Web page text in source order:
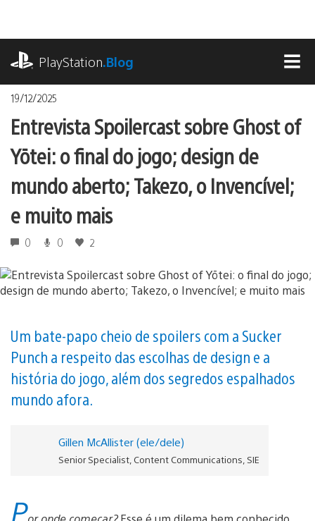
o
conteúdo
PlayStation.Blog
19/12/2025
Entrevista Spoilercast sobre Ghost of
Yōtei: o final do jogo; design de
mundo aberto; Takezo, o Invencível;
e muito mais
0 0 2
Um bate-papo cheio de spoilers com a Sucker
Punch a respeito das escolhas de design e a
história do jogo, além dos segredos espalhados
mundo afora.
Gillen McAllister (ele/dele)
Senior Specialist, Content Communications, SIE
P